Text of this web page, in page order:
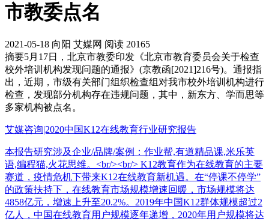
市教委点名
2021-05-18 向阳 艾媒网 阅读 20165
摘要5月17日，北京市教委印发《北京市教育委员会关于检查
校外培训机构发现问题的通报》(京教函[2021]216号)。通报指
出，近期，市级有关部门组织检查组对我市校外培训机构进行
检查，发现部分机构存在违规问题，其中，新东方、学而思等
多家机构被点名。
艾媒咨询|2020中国K12在线教育行业研究报告
本报告研究涉及企业/品牌/案例：作业帮,有道精品课,米乐英
语,编程猫,火花思维。<br/><br/> K12教育作为在线教育的主要
赛道，疫情危机下带来K12在线教育新机遇。在“停课不停学”
的政策扶持下，在线教育市场规模增速回暖，市场规模将达
4858亿元，增速上升至20.2%。2019年中国K12群体规模超过2
亿人，中国在线教育用户规模逐年递增，2020年用户规模将达